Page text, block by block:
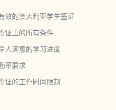
效的澳大利亚学生签证
证上的所有条件
人满意的学习进度
率要求
证的工作时间限制